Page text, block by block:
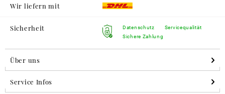
Wir liefern mit
Sicherheit
Datenschutz
Sichere Zahlung
Servicequalität
Über uns
Service Infos